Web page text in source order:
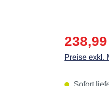
Preise exkl.
Sofort